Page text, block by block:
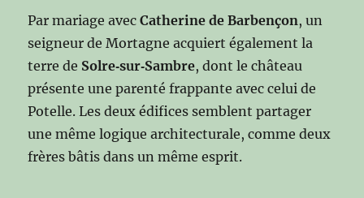
Par mariage avecCatherine de Barbençon, un
seigneur de Mortagne acquiert également la
terre de Solre‑sur‑Sambre, dont le château
présente une parenté frappante avec celui de
Potelle. Les deux édifices semblent partager
une même logique architecturale, comme deux
frères bâtis dans un même esprit.